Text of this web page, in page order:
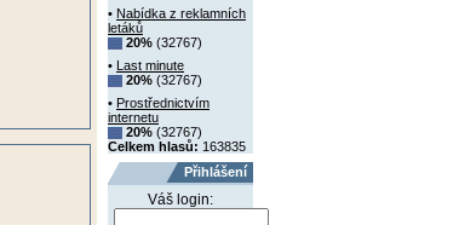
• Nabídka z reklamních
letáků
20% (32767)
•
Last minute
20% (32767)
• Prostřednictvím
internetu
20% (32767)
Celkem hlasů: 163835
Přihlášení
Váš login: